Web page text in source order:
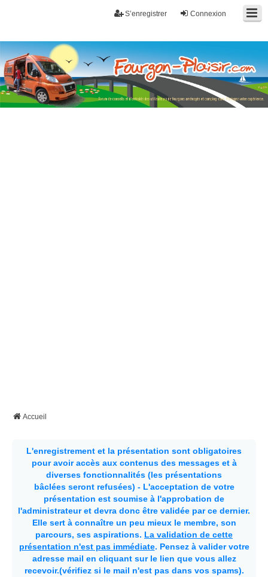
Connexion
S’enregistrer
Fourgon-plaisir.com
Forum de conseils et d'entraide des utilisateurs de fourgons, fourgons
aménagés, vans et de camping-car. Partagez votre expérience.
Accueil
L'enregistrement et la présentation sont obligatoires
pour avoir accès aux contenus des messages et à
diverses fonctionnalités (les présentations
bâclées seront refusées) - L'acceptation de votre
présentation est soumise à l'approbation de
l'administrateur et devra donc être validée par ce dernier.
Elle sert à connaître un peu mieux le membre, son
parcours, ses aspirations. La validation de cette
présentation n'est pas immédiate. Pensez à valider votre
adresse mail en cliquant sur le lien que vous allez
recevoir.(vérifiez si le mail n'est pas dans vos spams).